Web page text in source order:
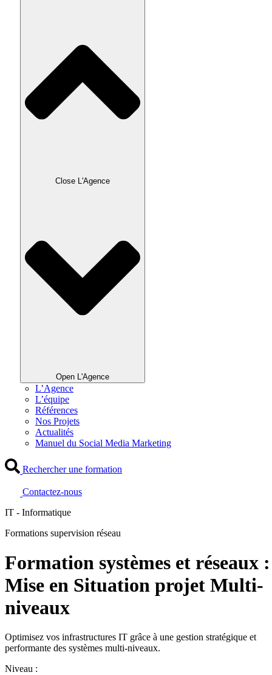
Close L'Agence
Open L'Agence
L’Agence
L’équipe
Références
Nos Projets
Actualités
Manuel du Social Media Marketing
Rechercher une formation
Contactez-nous
IT - Informatique
Formations supervision réseau
Formation systèmes et réseaux :
Mise en Situation projet Multi-
niveaux
Optimisez vos infrastructures IT grâce à une gestion stratégique et
performante des systèmes multi-niveaux.
Niveau :